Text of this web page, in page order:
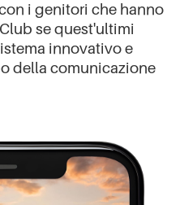
i genitori che hanno
se quest'ultimi
innovativo e
della comunicazione